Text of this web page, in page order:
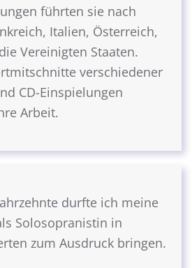
führten sie nach
Italien, Österreich,
Vereinigten Staaten.
verschiedener
CD-Einspielungen
Arbeit.
durfte ich meine
Solosopranistin in
zum Ausdruck bringen.